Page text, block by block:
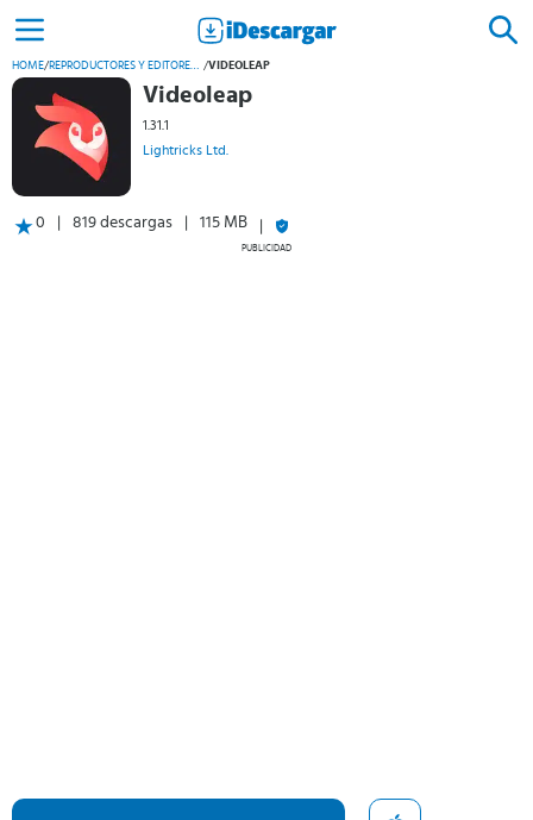
HOME/ REPRODUCTORES Y EDITORES DE VÍDEO /VIDEOLEAP
Videoleap
1.31.1
Lightricks Ltd.
0 819 descargas 115 MB
PUBLICIDAD